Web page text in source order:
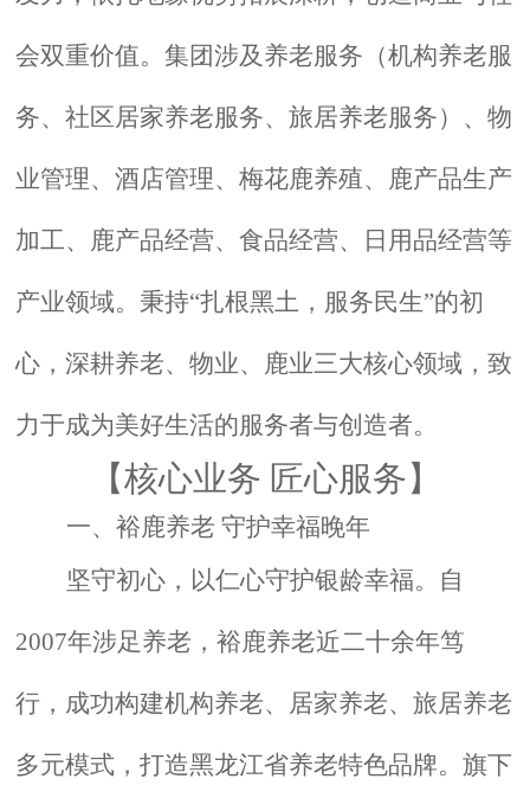
会双重价值。集团涉及 养老服务 （机构养老服
务、社区居家养老服务、旅居养老服务）、物
业管理、酒店管理、梅花鹿养殖、鹿产品生产
加工、鹿产品经营、食品经营、日用品经营等
产业领域。秉持“扎根黑土，服务民生”的初
心，深耕养老、物业、鹿业三大核心领域，致
力于成为美好生活的服务者与创造者。
【核心业务 匠心服务】
一、裕鹿养老 守护幸福晚年
坚守初心，以仁心守护银龄幸福。自
2007年涉足养老，裕鹿养老近二十余年笃
行，成功构建机构养老、居家养老、旅居养老
多元模式，打造黑龙江省养老特色品牌。旗下